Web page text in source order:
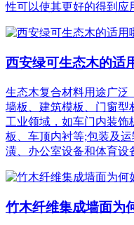
性可以使其更好的得到应
西安绿可生态木的适
生态木复合材料用途广泛
墙板、建筑模板、门窗型
工业领域，如车门内装
板、车顶内衬等;包装及
潢、办公室设备和体育设
竹木纤维集成墙面为